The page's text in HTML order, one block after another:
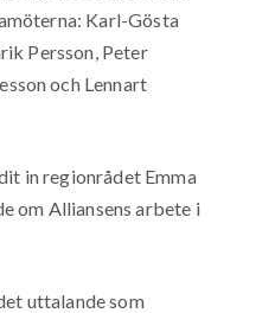
Karl-Gösta
Persson, Peter
och Lennart
in regionrådet Emma
om Alliansens arbete i
uttalande som